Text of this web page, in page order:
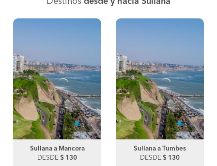
Sullana a Mancora
DESDE $ 130
Sullana a Tumbes
DESDE $ 130